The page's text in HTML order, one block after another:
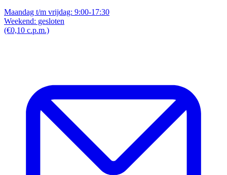
Maandag t/m vrijdag: 9:00-17:30
Weekend: gesloten
(€0,10 c.p.m.)